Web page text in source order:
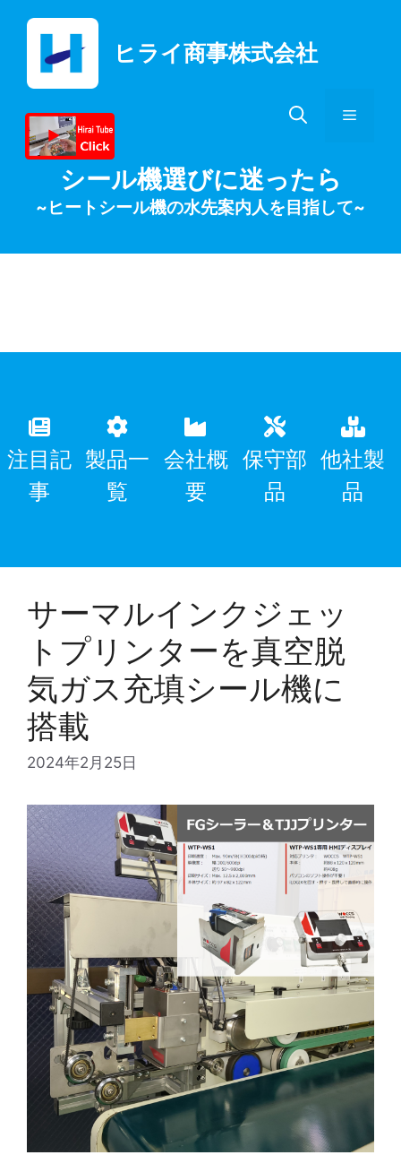
ヒライ商事株式会社
メ
シール機選びに迷ったら
~ヒートシール機の水先案内人を目指して~
注目記
事
製品一
覧
会社概
要
保守部
品
他社製
品
サーマルインクジェッ
トプリンターを真空脱
気ガス充填シール機に
搭載
2024年2月25日